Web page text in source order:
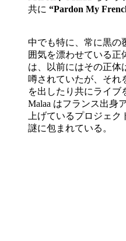
共に “Pardon My
中でも特に、常に黒の
囲気を漂わせている正
は、以前にはその正体
噂されていたが、それ
を出したり共にライブ
Malaa はフランス出身
上げているプロジェ
謎に包まれている。